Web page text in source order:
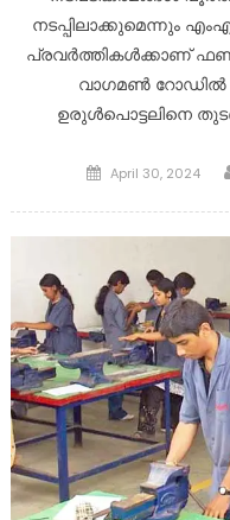
നടപ്പിലാക്കുമെന്നും
പ്രവർത്തികൾക്കാണ് ഫണ്ട്
വാഗമൺ റോഡിൽ
ഉരുൾപൊട്ടലിനെ
Posted
April 30, 2024